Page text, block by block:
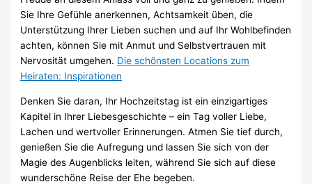
Sie Ihre Gefühle anerkennen, Achtsamkeit üben, die
Unterstützung Ihrer Lieben suchen und auf Ihr Wohlbefinden
achten, können Sie mit Anmut und Selbstvertrauen mit
Nervosität umgehen. Die schönsten Locations zum
Heiraten: Inspirationen
Denken Sie daran, Ihr Hochzeitstag ist ein einzigartiges
Kapitel in Ihrer Liebesgeschichte – ein Tag voller Liebe,
Lachen und wertvoller Erinnerungen. Atmen Sie tief durch,
genießen Sie die Aufregung und lassen Sie sich von der
Magie des Augenblicks leiten, während Sie sich auf diese
wunderschöne Reise der Ehe begeben.